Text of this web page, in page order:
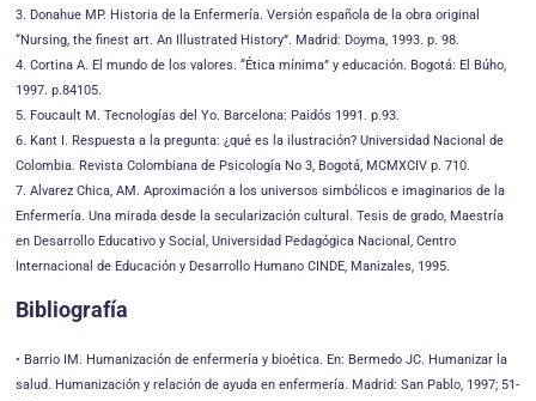
3. Donahue MP. Historia de la Enfermería. Versión española de la obra original
“Nursing, the finest art. An Illustrated History”. Madrid: Doyma, 1993. p. 98.
4. Cortina A. El mundo de los valores. “Ética mínima” y educación. Bogotá: El Búho,
1997. p.84105.
5. Foucault M. Tecnologías del Yo. Barcelona: Paidós 1991. p.93.
6. Kant I. Respuesta a la pregunta: ¿qué es la ilustración? Universidad Nacional de
Colombia. Revista Colombiana de Psicología No 3, Bogotá, MCMXCIV p. 710.
7. Alvarez Chica, AM. Aproximación a los universos simbólicos e imaginarios de la
Enfermería. Una mirada desde la secularización cultural. Tesis de grado, Maestría
en Desarrollo Educativo y Social, Universidad Pedagógica Nacional, Centro
Internacional de Educación y Desarrollo Humano CINDE, Manizales, 1995.
Bibliografía
• Barrio IM. Humanización de enfermería y bioética. En: Bermedo JC. Humanizar la
salud. Humanización y relación de ayuda en enfermería. Madrid: San Pablo, 1997; 51-